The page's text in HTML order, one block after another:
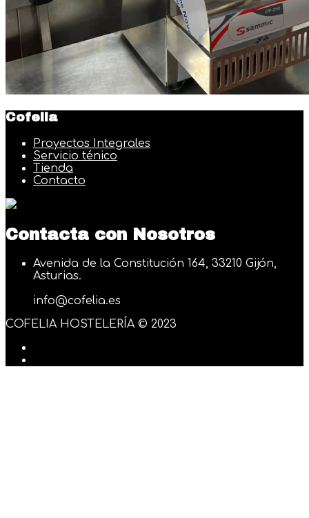
Cofelia
Proyectos Integrales
Servicio ténico
Tienda
Contacto
Contacta con Nosotros
Avenida de la Constitución 164, 33210 Gijón,
Asturias.
info@cofelia.es
COFELIA HOSTELERÍA © 2023